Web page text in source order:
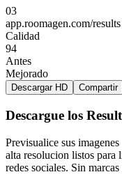
03
app.roomagen.com/results
Calidad
94
Antes
Mejorado
Descargar HD Compartir
Descargue los
Previsualice sus
alta resolucion listos para
redes sociales. Sin